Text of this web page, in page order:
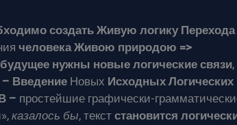
создать Живую логику Перехода
человека Живою природою =>
нужны новые логические связи,
– ВведениеНовых Исходных Логических
– простейшие графически-
казалось бы, текстстановится